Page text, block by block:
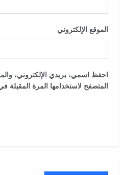
الموقع الإلكتروني
احفظ اسمي، بريدي الإلكتروني،
المتصفح لاستخدامها المرة المقبلة